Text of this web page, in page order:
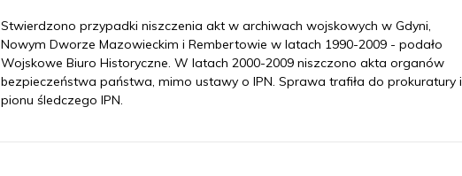
Stwierdzono przypadki niszczenia akt w archiwach wojskowych w Gdyni,
Nowym Dworze Mazowieckim i Rembertowie w latach 1990-2009 - podało
Wojskowe Biuro Historyczne. W latach 2000-2009 niszczono akta organów
bezpieczeństwa państwa, mimo ustawy o IPN. Sprawa trafiła do prokuratury i
pionu śledczego IPN.